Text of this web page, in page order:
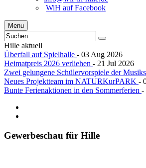
WiH auf Facebook
Menu
Hille aktuell
Überfall auf Spielhalle - 03 Aug 2026
Heimatpreis 2026 verliehen - 21 Jul 2026
Zwei gelungene Schülervorspiele der
Neues Projektteam im NATURKurPARK -
Bunte Ferienaktionen in den Sommerferien -
Gewerbeschau für Hille